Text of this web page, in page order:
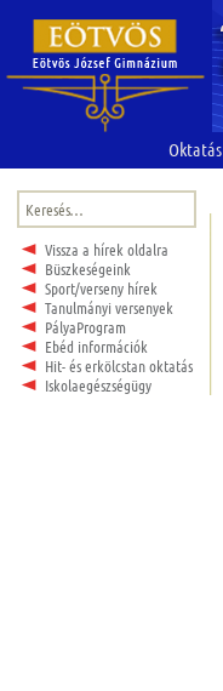
Oktatás
Keresés:
Vissza a hírek oldalra
Büszkeségeink
Sport/verseny hírek
Tanulmányi versenyek
PályaProgram
Ebéd információk
Hit- és erkölcstan oktatás
Iskolaegészségügy